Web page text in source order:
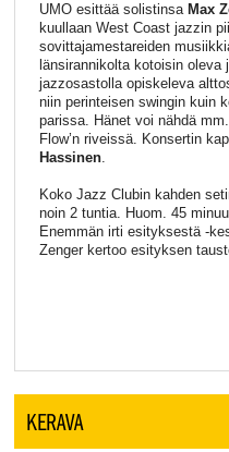
UMO esittää solistinsa Max
kuullaan West Coast jazzin
sovittajamestareiden
länsirannikolta kotoisin oleva
jazzosastolla opiskeleva
niin perinteisen swingin kuin
parissa. Hänet voi nähdä
Flow’n riveissä. Konsertin
Hassinen.
Koko Jazz Clubin kahden
noin 2 tuntia. Huom. 45
Enemmän irti esityksestä -
Zenger kertoo esityksen
KERAVA